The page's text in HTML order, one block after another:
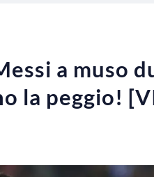
a muso
la peggio!